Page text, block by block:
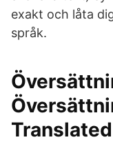
exakt och låta
språk.
Translated